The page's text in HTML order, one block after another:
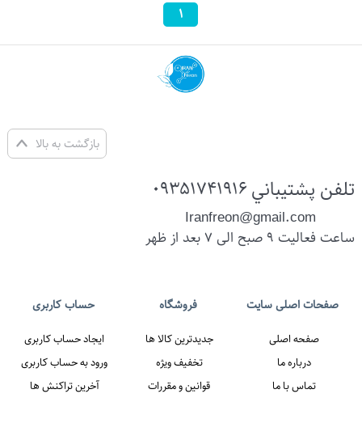
1
بازگشت به بالا
تلفن پشتيباني 09351741916
Iranfreon@gmail.com
ساعت فعالیت 9 صبح الی 7 بعد از ظهر